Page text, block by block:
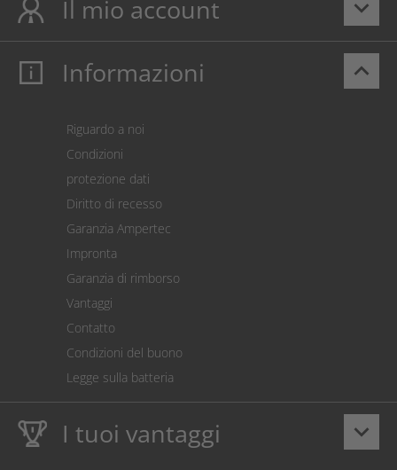
keyboard_arrow_down
Il mio account
Il mio account
Pagamento
Restituzione della merce
Calcolatore dei costi
Impostazioni dei cookie
keyboard_arrow_up
Informazioni
Riguardo a noi
Condizioni
protezione dati
Diritto di recesso
Garanzia Ampertec
Impronta
Garanzia di rimborso
Vantaggi
Contatto
Condizioni del buono
Legge sulla batteria
keyboard_arrow_down
I tuoi vantaggi